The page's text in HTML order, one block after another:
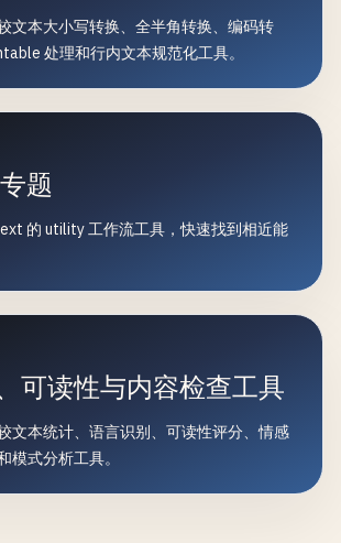
文本大小写转换、全半角转换、编码转
处理和行内文本规范化工具。
题
的 utility 工作流工具，快速找到相近能
可读性与内容检查工具
文本统计、语言识别、可读性评分、情感
模式分析工具。